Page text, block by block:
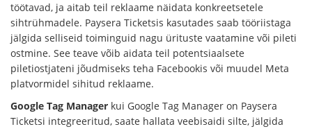
töötavad, ja aitab teil reklaame näidata konkreetsetele
sihtrühmadele. Paysera Ticketsis kasutades saab tööriistaga
jälgida selliseid toiminguid nagu ürituste vaatamine või pileti
ostmine. See teave võib aidata teil potentsiaalsete
piletiostjateni jõudmiseks teha Facebookis või muudel Meta
platvormidel sihitud reklaame.
Google Tag Manager kui Google Tag Manager on Paysera
Ticketsi integreeritud, saate hallata veebisaidi silte, jälgida